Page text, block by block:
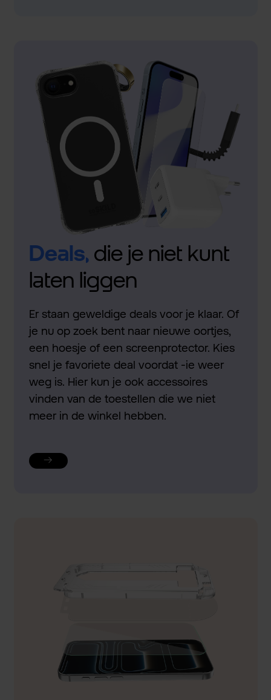
Deals,die je niet kunt
laten liggen
Er staan geweldige deals voor je klaar. Of
je nu op zoek bent naar nieuwe oortjes,
een hoesje of een screenprotector. Kies
snel je favoriete deal voordat -ie weer
weg is. Hier kun je ook accessoires
vinden van de toestellen die we niet
meer in de winkel hebben.